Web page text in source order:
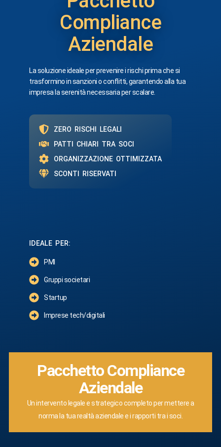
Compliance
Aziendale
La soluzione ideale per prevenire i rischi prima che si
trasformino in sanzioni o conflitti, garantendo alla tua
impresa la serenità necessaria per scalare.
ZERO RISCHI LEGALI
PATTI CHIARI TRA SOCI
ORGANIZZAZIONE OTTIMIZZATA
SCONTI RISERVATI
IDEALE PER:
PMI
Gruppi societari
Startup
Imprese tech/digitali
Pacchetto Compliance
Aziendale
Un intervento legale e strategico completo per mettere a
norma la tua realtà aziendale e i rapporti tra i soci.